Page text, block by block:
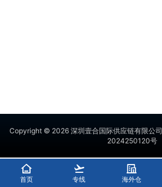
Copyright © 2026 深圳壹合国际供应链有限公司
2024250120号
首页 专线 海外仓